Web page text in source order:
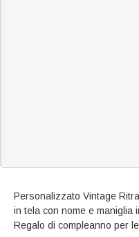
Personalizzato Vintage
in tela con nome e maniglia
Regalo di compleanno per